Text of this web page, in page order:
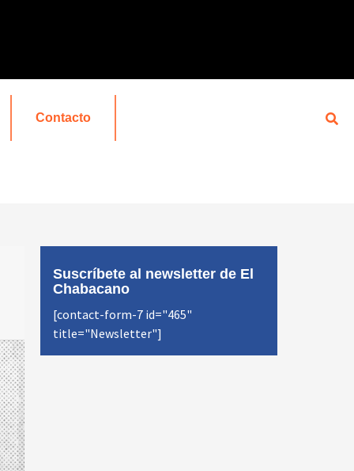
Contacto
Suscríbete al newsletter de El
Chabacano
[contact-form-7 id="465"
title="Newsletter"]